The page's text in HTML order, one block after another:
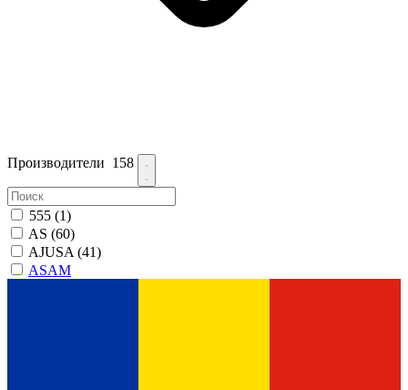
Производители 158
555 (1)
AS (60)
AJUSA (41)
ASAM